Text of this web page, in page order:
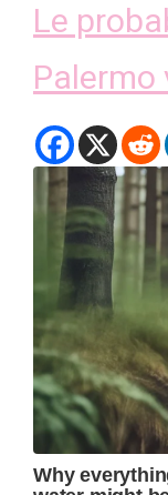
Le
Palermo